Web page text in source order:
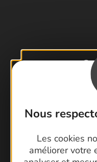
Nous
Les cookies
améliorer votre